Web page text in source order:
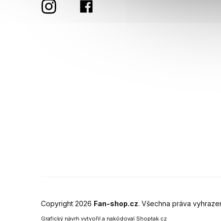
Copyright 2026 Fan-shop.cz. Všechna práva
Grafický návrh vytvořil a nakódoval Shoptak.cz